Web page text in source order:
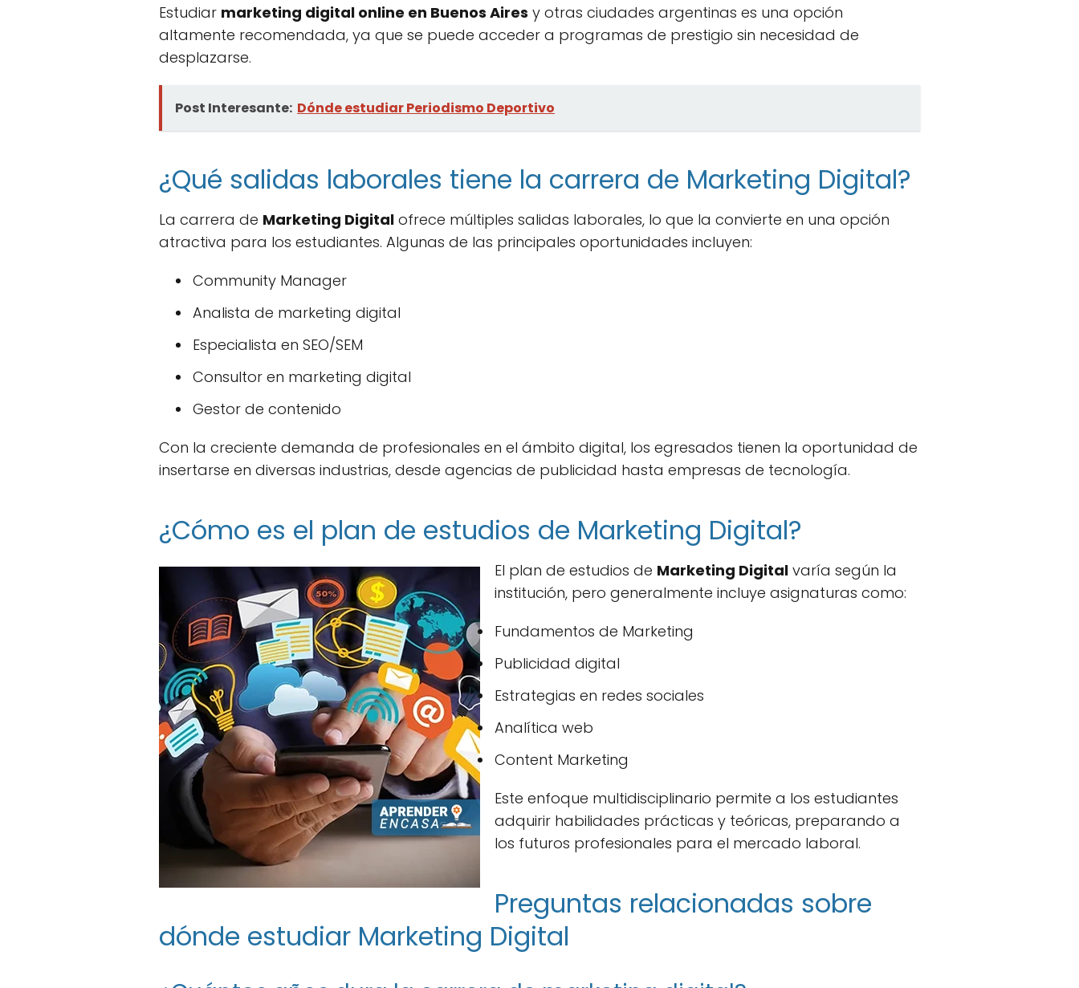
Estudiar marketing digital online en Buenos Aires y otras ciudades argentinas es una opción
altamente recomendada, ya que se puede acceder a programas de prestigio sin necesidad de
desplazarse.
Post Interesante: Dónde estudiar Periodismo Deportivo
¿Qué salidas laborales tiene la carrera de Marketing Digital?
La carrera de Marketing Digital ofrece múltiples salidas laborales, lo que la convierte en una opción
atractiva para los estudiantes. Algunas de las principales oportunidades incluyen:
Community Manager
Analista de marketing digital
Especialista en SEO/SEM
Consultor en marketing digital
Gestor de contenido
Con la creciente demanda de profesionales en el ámbito digital, los egresados tienen la oportunidad de
insertarse en diversas industrias, desde agencias de publicidad hasta empresas de tecnología.
¿Cómo es el plan de estudios de Marketing Digital?
El plan de estudios de Marketing Digital varía según la
institución, pero generalmente incluye asignaturas como:
Fundamentos de Marketing
Publicidad digital
Estrategias en redes sociales
Analítica web
Content Marketing
Este enfoque multidisciplinario permite a los estudiantes
adquirir habilidades prácticas y teóricas, preparando a
los futuros profesionales para el mercado laboral.
Preguntas relacionadas sobre
dónde estudiar Marketing Digital